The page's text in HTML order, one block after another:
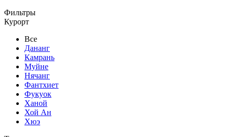
Фильтры
Курорт
Все
Дананг
Камрань
Муйне
Нячанг
Фантхиет
Фукуок
Ханой
Хой Ан
Хюэ